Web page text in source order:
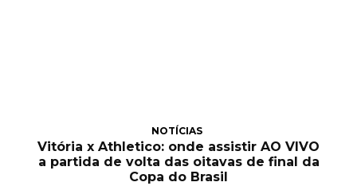
NOTÍCIAS
Vitória x Athletico: onde assistir AO VIVO
a partida de volta das oitavas de final da
Copa do Brasil